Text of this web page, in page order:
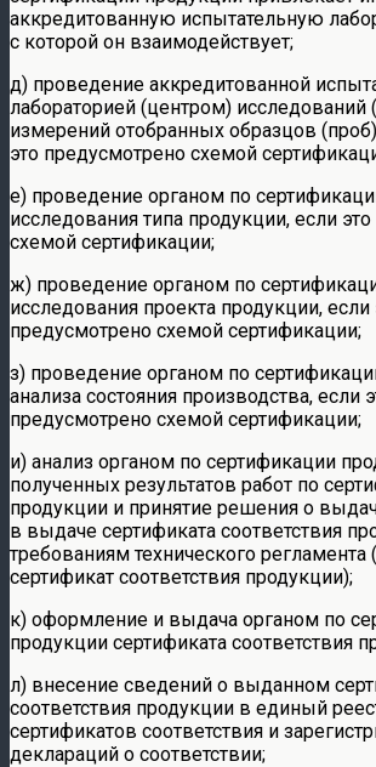
аккредитованную испытательную
с которой он взаимодействует;
д) проведение аккредитованной
лабораторией (центром) исследований
измерений отобранных образцов
это предусмотрено схемой
е) проведение органом по
исследования типа продукции, если
схемой сертификации;
ж) проведение органом по
исследования проекта продукции, если
предусмотрено схемой сертификации;
з) проведение органом по
анализа состояния производства, если
предусмотрено схемой сертификации;
и) анализ органом по сертификации
полученных результатов работ по
продукции и принятие решения о
в выдаче сертификата соответствия
требованиям технического регламента
сертификат соответствия продукции);
к) оформление и выдача органом по
продукции сертификата соответствия
л) внесение сведений о выданном
соответствия продукции в единый
сертификатов соответствия и
деклараций о соответствии;